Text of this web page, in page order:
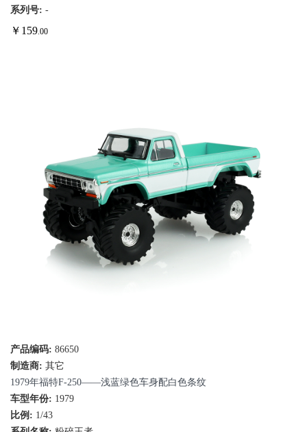
系列号: -
￥ 159 .00
产品编码: 86650
制造商: 其它
1979年福特F-250——浅蓝绿色车身配白色条纹
车型年份: 1979
比例: 1/43